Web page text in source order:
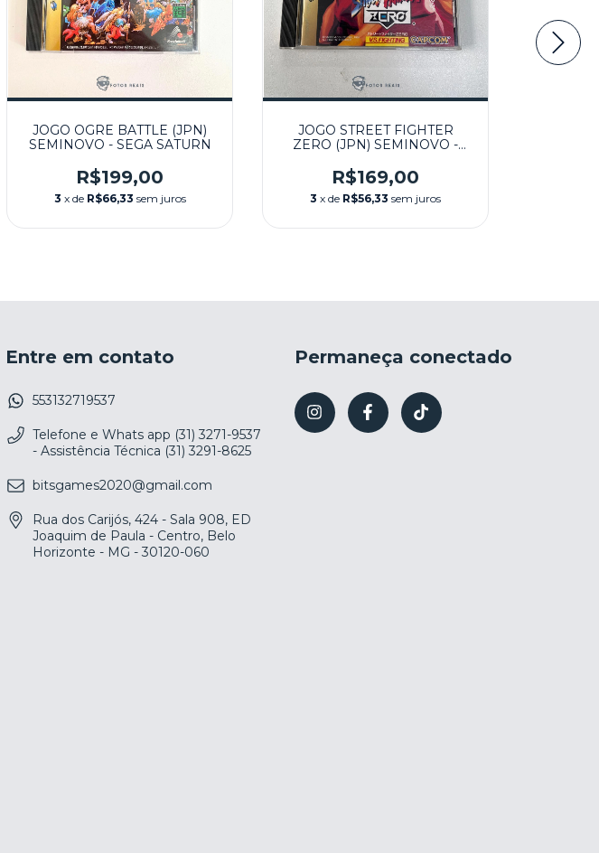
JOGO OGRE BATTLE (JPN)
SEMINOVO - SEGA SATURN
R$199,00
3 x de R$66,33 sem juros
JOGO STREET FIGHTER
ZERO (JPN) SEMINOVO -
R$169,00
3 x de R$56,33 sem juros
Entre em contato
553132719537
Telefone e Whats app (31) 3271-9537
- Assistência Técnica (31) 3291-8625
bitsgames2020@gmail.com
Rua dos Carijós, 424 - Sala 908, ED
Joaquim de Paula - Centro, Belo
Horizonte - MG - 30120-060
Permaneça conectado